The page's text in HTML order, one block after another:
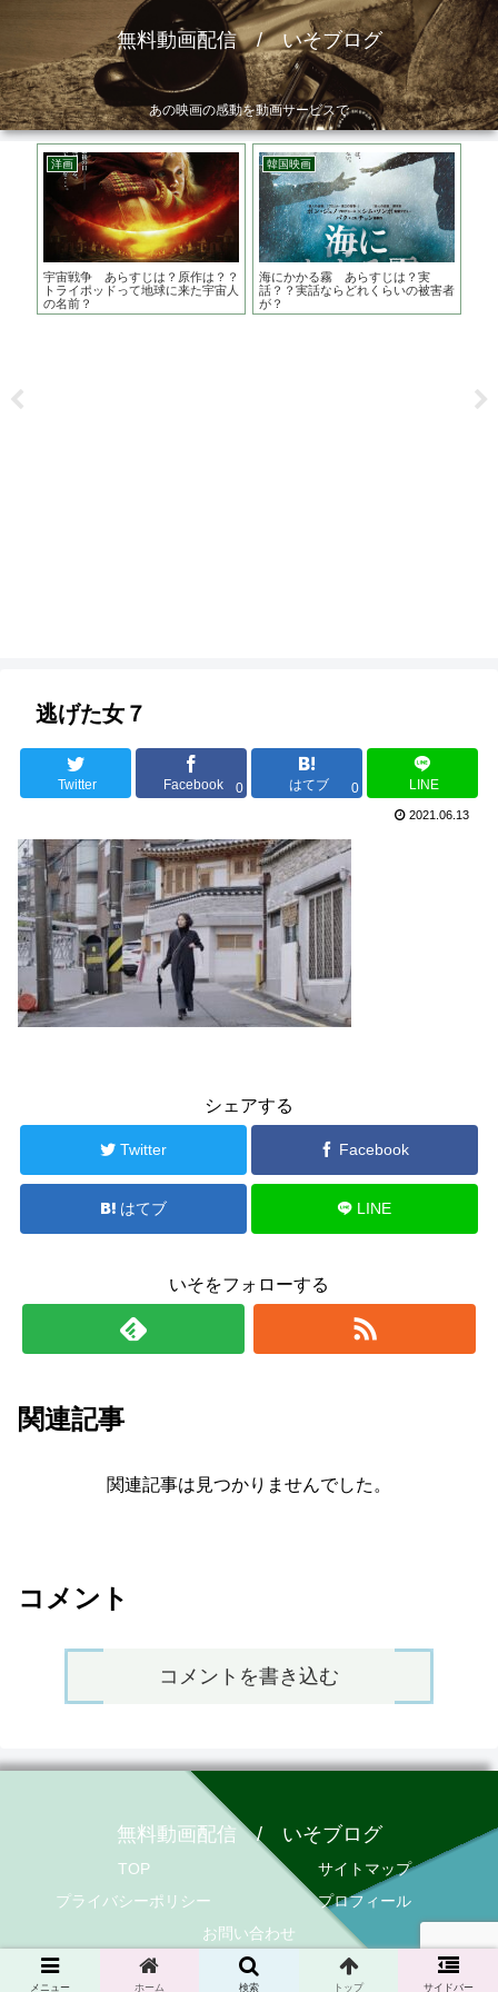
無料動画配信 / いそブログ
あの映画の感動を動画サービスで
洋画
宇宙戦争 あらすじは？原作は？？
トライポッドって地球に来た宇宙人
の名前？
韓国映画
海にかかる霧 あらすじは？実
話？？実話ならどれくらいの被害者
が？
逃げた女７
Twitter Facebook 0 はてブ 0 LINE
2021.06.13
シェアする
Twitter Facebook
はてブ LINE
いそをフォローする
関連記事
関連記事は見つかりませんでした。
コメント
コメントを書き込む
無料動画配信 / いそブログ
TOP
サイトマップ
プライバシーポリシー
プロフィール
お問い合わせ
© 2020 無料動画配信 / いそブログ.
メニュー ホーム 検索 トップ サイドバー